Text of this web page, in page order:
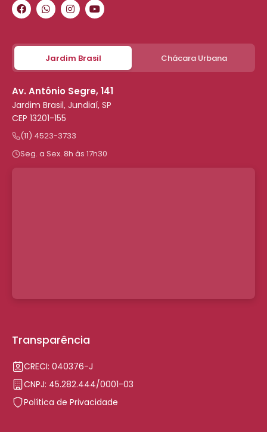
Jardim Brasil Chácara Urbana
Av. Antônio Segre, 141
Jardim Brasil, Jundiaí, SP
CEP 13201-155
(11) 4523-3733
Seg. a Sex. 8h às 17h30
Transparência
CRECI: 040376-J
CNPJ: 45.282.444/0001-03
Política de Privacidade